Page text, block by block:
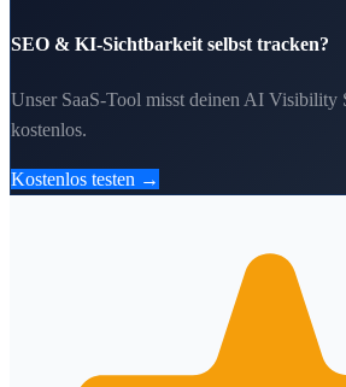
SEO & KI-Sichtbarkeit selbst tracken?
Unser SaaS-Tool misst deinen AI
kostenlos.
Kostenlos testen →